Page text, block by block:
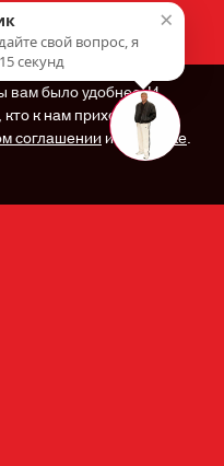
вам было удобнее. И
к нам приходит.
соглашениии Политике.
×
свой вопрос, я
секунд